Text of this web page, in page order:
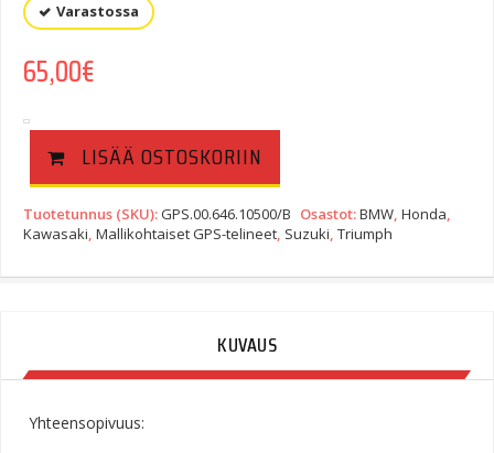
Varastossa
65,00€
LISÄÄ OSTOSKORIIN
Tuotetunnus (SKU):GPS.00.646.10500/B Osastot:BMW Honda
Kawasaki Mallikohtaiset GPS-telineet Suzuki Triumph
KUVAUS
Yhteensopivuus: